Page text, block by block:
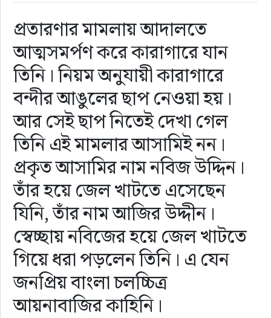
রাজনীতি
নির্বাচন
আলোচিত সংবাদ
ই-পেপার
অন্যান্য
প্রতারণার মামলায় আদালতে
আত্মসমর্পণ করে কারাগারে যান
তিনি। নিয়ম অনুযায়ী কারাগারে
বন্দীর আঙুলের ছাপ নেওয়া হয়।
আর সেই ছাপ নিতেই দেখা গেল
তিনি এই মামলার আসামিই নন।
প্রকৃত আসামির নাম নবিজ উদ্দিন।
তাঁর হয়ে জেল খাটতে এসেছেন
যিনি, তাঁর নাম আজির উদ্দীন।
স্বেচ্ছায় নবিজের হয়ে জেল খাটতে
গিয়ে ধরা পড়লেন তিনি। এ যেন
জনপ্রিয় বাংলা চলচ্চিত্র
আয়নাবাজির কাহিনি।